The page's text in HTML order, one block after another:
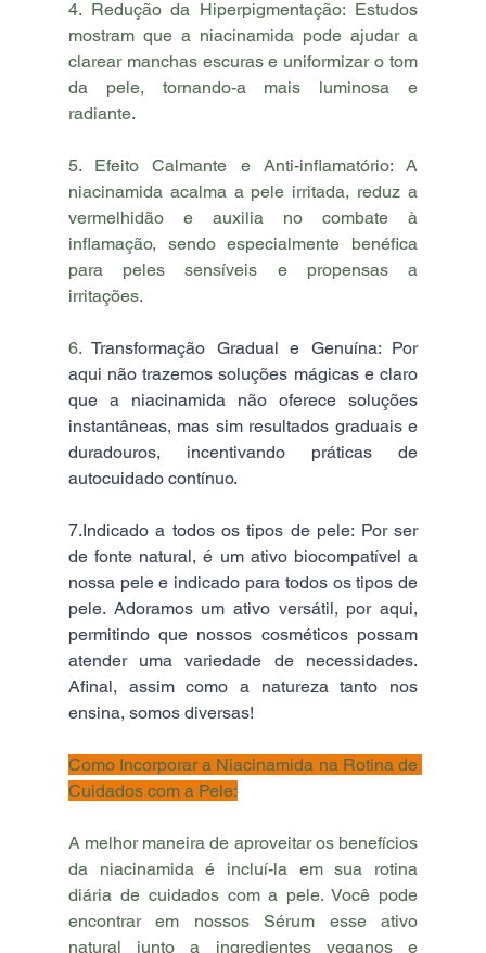
4. Redução da Hiperpigmentação: Estudos
mostram que a niacinamida pode ajudar a
clarear manchas escuras e uniformizar o tom
da pele, tornando-a mais luminosa e
radiante.
5. Efeito Calmante e Anti-inflamatório: A
niacinamida acalma a pele irritada, reduz a
vermelhidão e auxilia no combate à
inflamação, sendo especialmente benéfica
para peles sensíveis e propensas a
irritações.
6. Transformação Gradual e Genuína: Por
aqui não trazemos soluções mágicas e claro
que a niacinamida não oferece soluções
instantâneas, mas sim resultados graduais e
duradouros, incentivando práticas de
autocuidado contínuo.
7.Indicado a todos os tipos de pele: Por ser
de fonte natural, é um ativo biocompatível a
nossa pele e indicado para todos os tipos de
pele. Adoramos um ativo versátil, por aqui,
permitindo que nossos cosméticos possam
atender uma variedade de necessidades.
Afinal, assim como a natureza tanto nos
ensina, somos diversas!
Como Incorporar a Niacinamida na Rotina de
Cuidados com a Pele:
A melhor maneira de aproveitar os benefícios
da niacinamida é incluí-la em sua rotina
diária de cuidados com a pele. Você pode
encontrar em nossos Sérum esse ativo
natural junto a ingredientes veganos e